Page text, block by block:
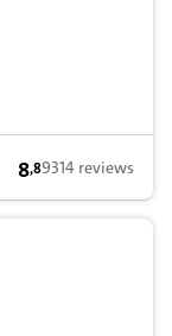
8,8 op basis van
8,89314 reviews